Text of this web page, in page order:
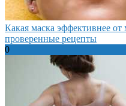
Какая маска эффективнее от
проверенные рецепты
0